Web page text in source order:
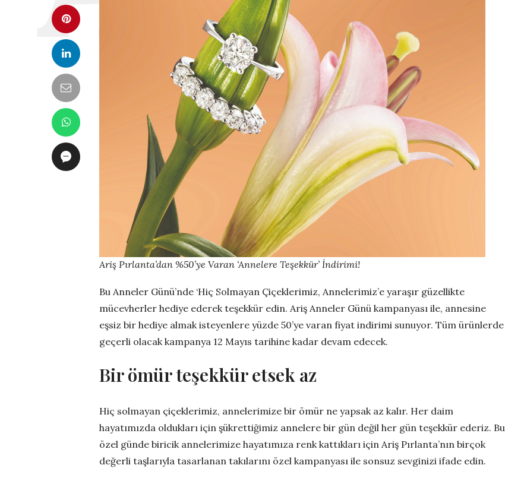
Ariş Pırlanta’dan %50’ye Varan ‘Annelere Teşekkür’ İndirimi!
Bu Anneler Günü’nde ‘Hiç Solmayan Çiçeklerimiz, Annelerimiz’e yaraşır güzellikte
mücevherler hediye ederek teşekkür edin. Ariş Anneler Günü kampanyası ile, annesine
eşsiz bir hediye almak isteyenlere yüzde 50’ye varan fiyat indirimi sunuyor. Tüm ürünlerde
geçerli olacak kampanya 12 Mayıs tarihine kadar devam edecek.
Bir ömür teşekkür etsek az
Hiç solmayan çiçeklerimiz, annelerimize bir ömür ne yapsak az kalır. Her daim
hayatımızda oldukları için şükrettiğimiz annelere bir gün değil her gün teşekkür ederiz. Bu
özel günde biricik annelerimize hayatımıza renk kattıkları için Ariş Pırlanta’nın birçok
değerli taşlarıyla tasarlanan takılarını özel kampanyası ile sonsuz sevginizi ifade edin.